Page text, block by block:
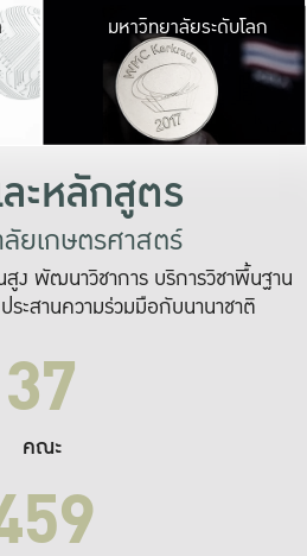
มหาวิ
เปลี่ยนแปลง แล
เพื่อทำง
ระบบสารสนเทศ
มหาวิทยาลัยระดับโลก
ะหลักสูตร
ยเกษตรศาสตร์
ง พัฒนาวิชาการ บริการวิชาพื้นฐาน
ระสานความร่วมมือกับนานาชาติ
37
คณะ